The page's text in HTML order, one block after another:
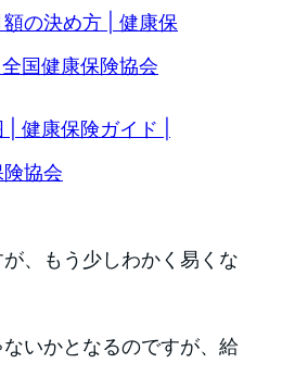
の決め方 | 健康保
国健康保険協会
| 健康保険ガイド |
協会
、もう少しわかく易くな
いかとなるのですが、給